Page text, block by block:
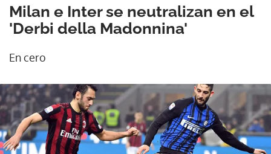
Milan e Inter se neutralizan en el
'Derbi della Madonnina'
En cero